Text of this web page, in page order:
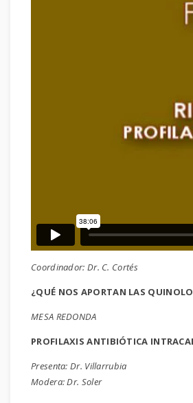
Coordinador: Dr. C. Cortés
¿QUÉ NOS APORTAN LAS
MESA REDONDA
PROFILAXIS ANTIBIÓTICA
Presenta: Dr. Villarrubia
Modera: Dr. Soler